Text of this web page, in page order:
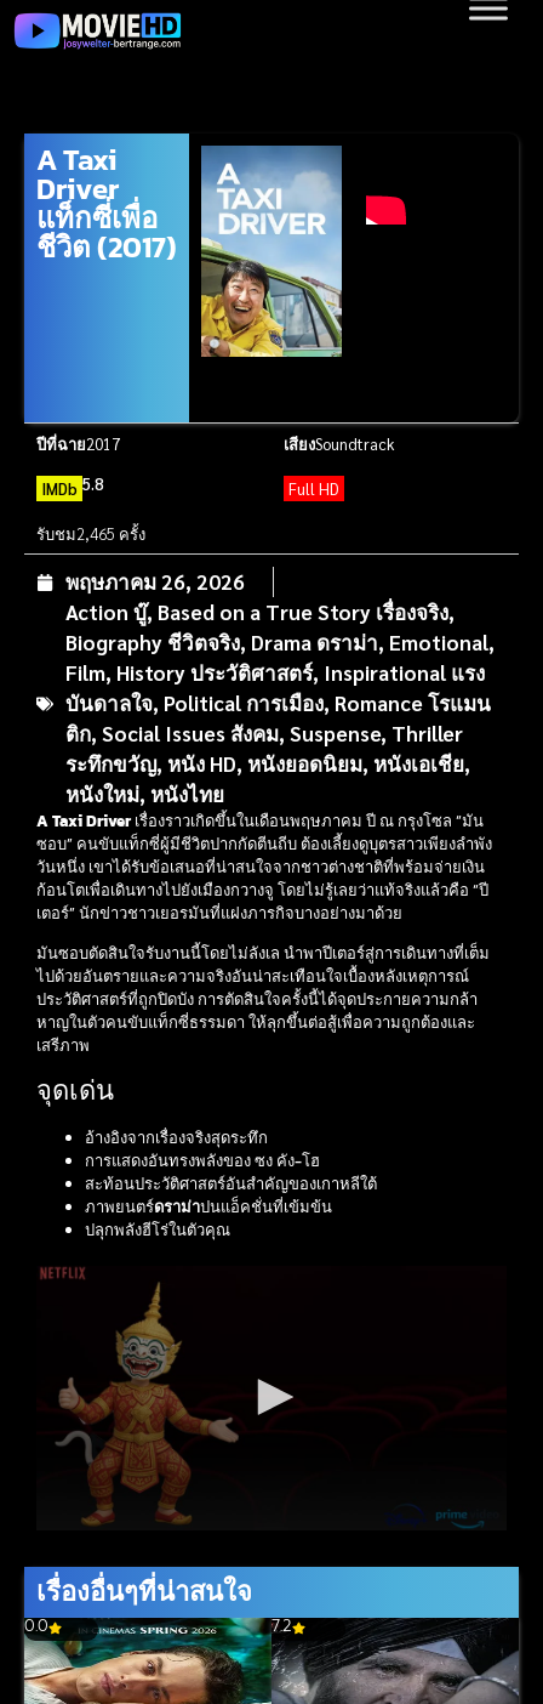
A Taxi
Driver
แท็กซี่เพื่อ
ชีวิต (2017)
ปีที่ฉาย2017 เสียงSoundtrack
IMDb 5.8 Full HD
รับชม2,465 ครั้ง
พฤษภาคม 26, 2026
Action บู๊, Based on a True Story เรื่องจริง,
Biography ชีวิตจริง, Drama ดราม่า, Emotional,
Film, History ประวัติศาสตร์, Inspirational แรง
บันดาลใจ, Political การเมือง, Romance โรแมน
ติก, Social Issues สังคม, Suspense, Thriller
ระทึกขวัญ, หนัง HD, หนังยอดนิยม, หนังเอเชีย,
หนังใหม่, หนังไทย
A Taxi Driverเรื่องราวเกิดขึ้นในเดือนพฤษภาคม ปี ณ กรุงโซล “มัน
ซอบ” คนขับแท็กซี่ผู้มีชีวิตปากกัดตีนถีบ ต้องเลี้ยงดูบุตรสาวเพียงลำพัง
วันหนึ่ง เขาได้รับข้อเสนอที่น่าสนใจจากชาวต่างชาติที่พร้อมจ่ายเงิน
ก้อนโตเพื่อเดินทางไปยังเมืองกวางจู โดยไม่รู้เลยว่าแท้จริงแล้วคือ “ปี
เตอร์” นักข่าวชาวเยอรมันที่แฝงภารกิจบางอย่างมาด้วย
มันซอบตัดสินใจรับงานนี้โดยไม่ลังเล นำพาปีเตอร์สู่การเดินทางที่เต็ม
ไปด้วยอันตรายและความจริงอันน่าสะเทือนใจเบื้องหลังเหตุการณ์
ประวัติศาสตร์ที่ถูกปิดบัง การตัดสินใจครั้งนี้ได้จุดประกายความกล้า
หาญในตัวคนขับแท็กซี่ธรรมดา ให้ลุกขึ้นต่อสู้เพื่อความถูกต้องและ
เสรีภาพ
จุดเด่น
อ้างอิงจากเรื่องจริงสุดระทึก
การแสดงอันทรงพลังของ ซง คัง-โฮ
สะท้อนประวัติศาสตร์อันสำคัญของเกาหลีใต้
ภาพยนตร์ดราม่าปนแอ็คชั่นที่เข้มข้น
ปลุกพลังฮีโร่ในตัวคุณ
เรื่องอื่นๆที่น่าสนใจ
0.0 7.2